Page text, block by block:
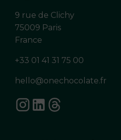
9 rue de Clichy
75009 Paris
France
+33 01 41 31 75 00
hello@onechocolate.fr